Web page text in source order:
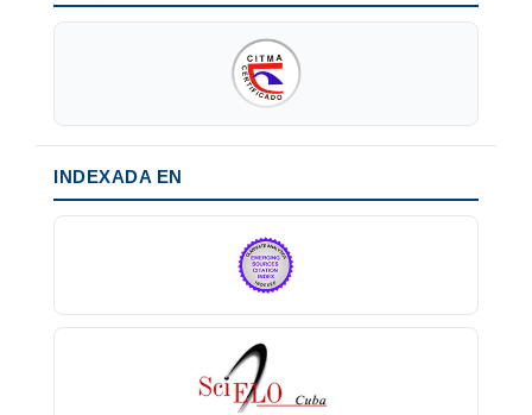
INDEXADA EN